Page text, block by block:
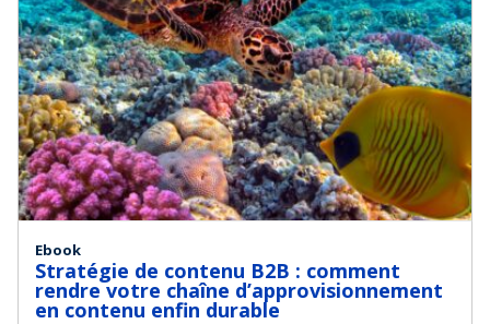
Ebook
Stratégie de contenu B2B : comment
rendre votre chaîne d’approvisionnement
en contenu enfin durable